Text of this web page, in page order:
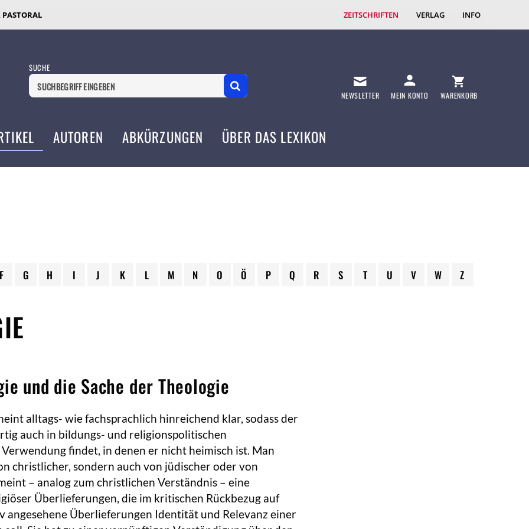
PASTORAL ZEITSCHRIFTEN VERLAG INFO
SUCHE
NEWSLETTER MEIN KONTO WARENKORB
AUTOREN ABKÜRZUNGEN ÜBER DAS LEXIKON
G H I J K L M N O Ö P Q R S T U V W Z
und die Sache der Theologie
alltags- wie fachsprachlich hinreichend klar, sodass der
auch in bildungs- und religionspolitischen
findet, in denen er nicht heimisch ist. Man
christlicher, sondern auch von jüdischer oder von
– analog zum christlichen Verständnis – eine
Überlieferungen, die im kritischen Rückbezug auf
angesehene Überlieferungen Identität und Relevanz einer